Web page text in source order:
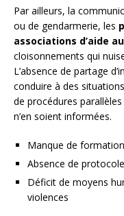
Par ailleurs, la
ou de gendarmerie, les
associations d’aide
cloisonnements qui
L’absence de partage
conduire à des
de procédures
n’en soient informées.
Manque de
Absence de
Déficit de moyens
violences